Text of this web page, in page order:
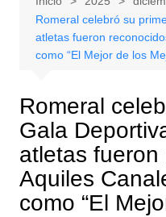
Romeral celebró su
atletas fueron
como “El Mejor de los
Romeral
Gala
atletas
Aquiles
como “El